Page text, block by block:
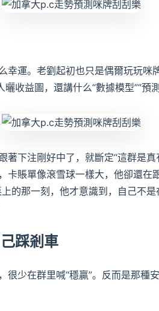
幸運。老劉起初也只是偶爾玩玩咪
收益圖，還講什么“數據模型”“預
著下注剛好中了，就斷定“這群是
卡賬單像滾雪球一樣大，他卻還在
的那一刻，他才意識到，自己不
踩剎車
少在群里喊“穩贏”。反而是那種